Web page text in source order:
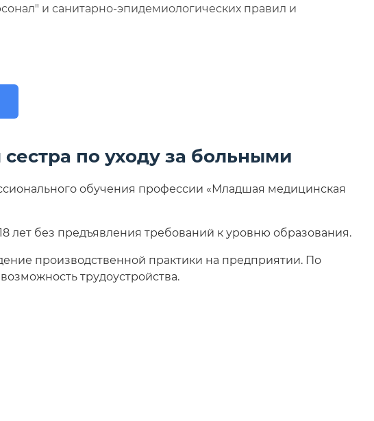
и санитарно-эпидемиологических правил и
по уходу за больными
обучения профессии «Младшая медицинская
лет без предъявления требований к уровню образования.
производственной практики на предприятии. По
трудоустройства.